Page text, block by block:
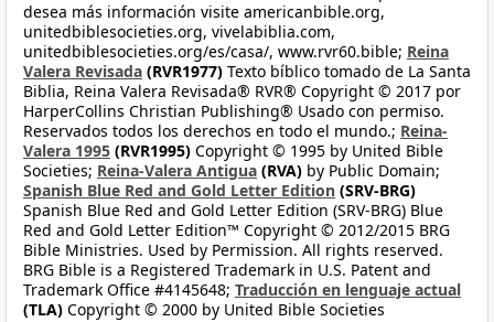
desea más información visite americanbible.org,
unitedbiblesocieties.org, vivelabiblia.com,
unitedbiblesocieties.org/es/casa/, www.rvr60.bible; Reina
Valera Revisada (RVR1977) Texto bíblico tomado de La Santa
Biblia, Reina Valera Revisada® RVR® Copyright © 2017 por
HarperCollins Christian Publishing® Usado con permiso.
Reservados todos los derechos en todo el mundo.; Reina-
Valera 1995 (RVR1995) Copyright © 1995 by United Bible
Societies; Reina-Valera Antigua (RVA) by Public Domain;
Spanish Blue Red and Gold Letter Edition (SRV-BRG)
Spanish Blue Red and Gold Letter Edition (SRV-BRG) Blue
Red and Gold Letter Edition™ Copyright © 2012/2015 BRG
Bible Ministries. Used by Permission. All rights reserved.
BRG Bible is a Registered Trademark in U.S. Patent and
Trademark Office #4145648; Traducción en lenguaje actual
(TLA) Copyright © 2000 by United Bible Societies